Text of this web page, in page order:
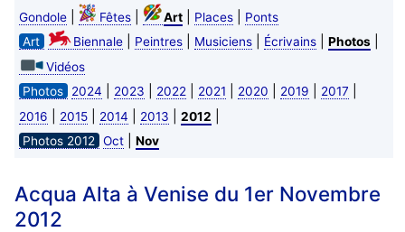
Gondole| Fêtes| Art| Places|
Ponts
Art
Biennale| Peintres| Musiciens| Écrivains| Photos|
Vidéos
Photos
2024 2023 2022 2021 2020 2019 2017
2016 2015| 2014 2013 2012
Photos 2012 Oct| Nov
Acqua Alta à Venise du 1er Novembre
2012